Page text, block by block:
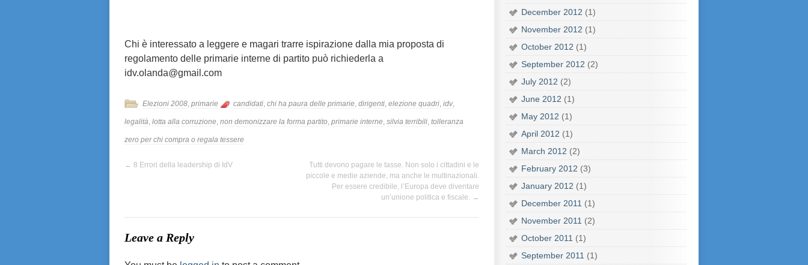
Chi è interessato a leggere e magari trarre ispirazione dalla mia proposta di
regolamento delle primarie interne di partito può richiederla a
idv.olanda@gmail.com
Elezioni 2008, primarie candidati, chi ha paura delle primarie, dirigenti, elezione quadri, idv,
legalità, lotta alla corruzione, non demonizzare la forma partito, primarie interne, silvia terribili, tolleranza
zero per chi compra o regala tessere
← 8 Errori della leadership di IdV
Tutti devono pagare le tasse. Non solo i cittadini e le
piccole e medie aziende, ma anche le multinazionali.
Per essere credibile, l’Europa deve diventare
un’unione politica e fiscale. →
Leave a Reply
December 2012 (1)
November 2012 (1)
October 2012 (1)
September 2012 (2)
July 2012 (2)
June 2012 (1)
May 2012 (1)
April 2012 (1)
March 2012 (2)
February 2012 (3)
January 2012 (1)
December 2011 (1)
November 2011 (2)
October 2011 (1)
September 2011 (1)